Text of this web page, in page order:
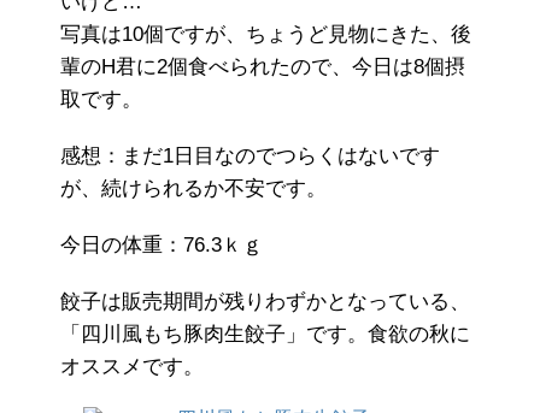
写真は10個ですが、ちょうど見物にきた、後
輩のH君に2個食べられたので、今日は8個摂
取です。
感想：まだ1日目なのでつらくはないです
が、続けられるか不安です。
今日の体重：76.3ｋｇ
餃子は販売期間が残りわずかとなっている、
「四川風もち豚肉生餃子」です。食欲の秋に
オススメです。